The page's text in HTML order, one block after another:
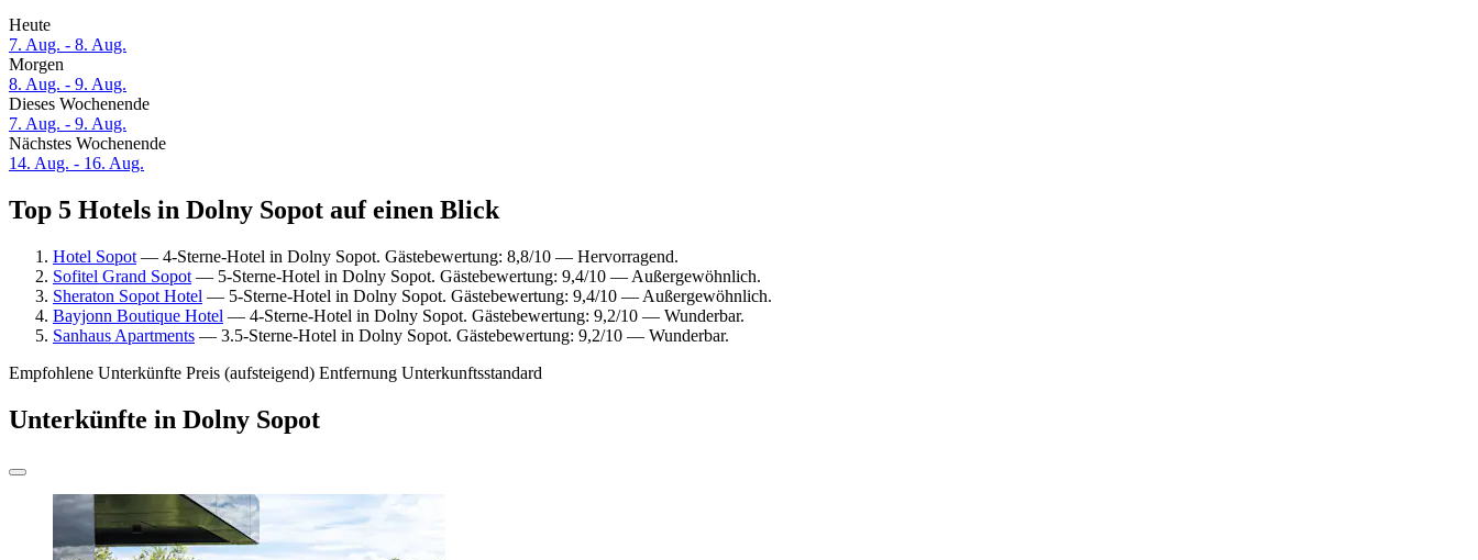
Heute
7. Aug. - 8. Aug.
Morgen
8. Aug. - 9. Aug.
Dieses Wochenende
7. Aug. - 9. Aug.
Nächstes Wochenende
14. Aug. - 16. Aug.
Top 5 Hotels in Dolny Sopot auf einen Blick
Hotel Sopot — 4-Sterne-Hotel in Dolny Sopot. Gästebewertung: 8,8/10 — Hervorragend.
Sofitel Grand Sopot — 5-Sterne-Hotel in Dolny Sopot. Gästebewertung: 9,4/10 — Außergewöhnlich.
Sheraton Sopot Hotel — 5-Sterne-Hotel in Dolny Sopot. Gästebewertung: 9,4/10 — Außergewöhnlich.
Bayjonn Boutique Hotel — 4-Sterne-Hotel in Dolny Sopot. Gästebewertung: 9,2/10 — Wunderbar.
Sanhaus Apartments — 3.5-Sterne-Hotel in Dolny Sopot. Gästebewertung: 9,2/10 — Wunderbar.
Empfohlene Unterkünfte Preis (aufsteigend) Entfernung Unterkunftsstandard
Unterkünfte in Dolny Sopot